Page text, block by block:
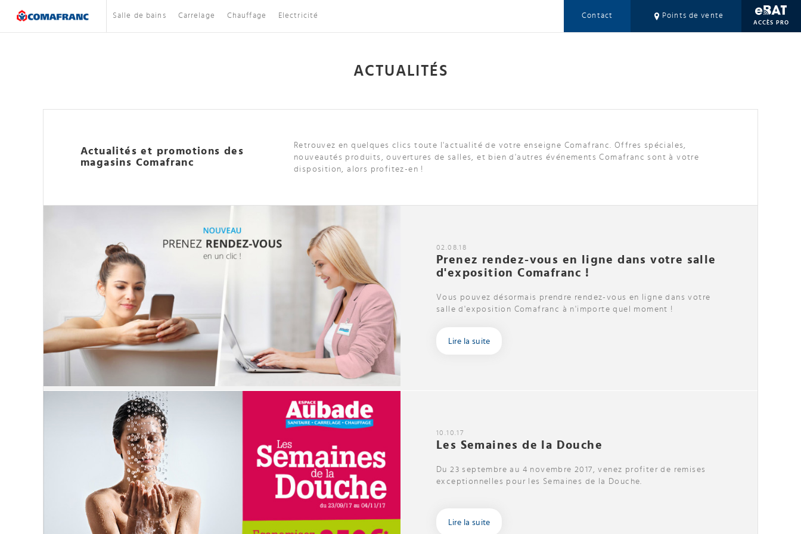
Salle de bains Carrelage Chauffage Electricité Contact Points de vente
ACCÈS PRO
ACTUALITÉS
Actualités et promotions des
magasins Comafranc
Retrouvez en quelques clics toute l'actualité de votre enseigne Comafranc. Offres spéciales,
nouveautés produits, ouvertures de salles, et bien d'autres événements Comafranc sont à votre
disposition, alors profitez-en !
02.08.18
Prenez rendez-vous en ligne dans votre salle
d'exposition Comafranc !
Vous pouvez désormais prendre rendez-vous en ligne dans votre
salle d'exposition Comafranc à n'importe quel moment !
Lire la suite
10.10.17
Les Semaines de la Douche
Du 23 septembre au 4 novembre 2017, venez profiter de remises
exceptionnelles pour les Semaines de la Douche.
Lire la suite